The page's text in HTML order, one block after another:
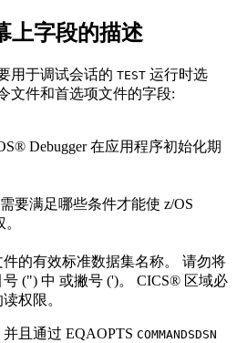
上字段的描述
用于调试会话的 TEST 运行时选
文件和首选项文件的字段:
Debugger在应用程序初始化期
要满足哪些条件才能使 z/OS
的有效标准数据集名称。 请勿将
(") 中 或撇号 (')。 CICS® 区域必
权限。
且通过 EQAOPTS COMMANDSDSN